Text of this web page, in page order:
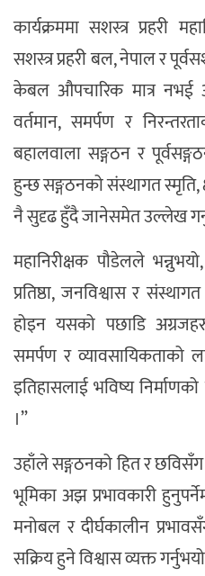
कार्यक्रममा सशस्त्र प्रहरी
सशस्त्र प्रहरी बल, नेपाल र
केबल औपचारिक मात्र नभई
वर्तमान, समर्पण र
बहालवाला सङ्गठन र
हुन्छ सङ्गठनको संस्थागत स्मृति,
नै सुदृढ हुँदै जानेसमेत उल्लेख
महानिरीक्षक पौडेलले
प्रतिष्ठा, जनविश्वास र
होइन यसको पछाडि
समर्पण र व्यावसायिकताको
इतिहासलाई भविष्य
।”
उहाँले सङ्गठनको हित र
भूमिका अझ प्रभावकारी
मनोबल र दीर्घकालीन
सक्रिय हुने विश्वास व्यक्त